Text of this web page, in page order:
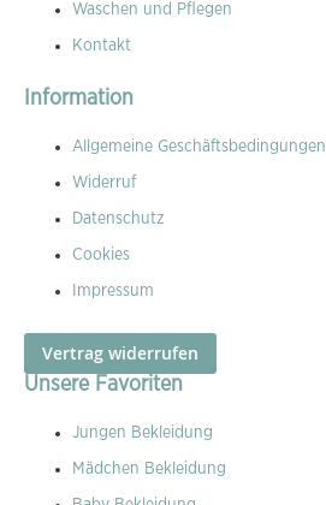
Waschen und Pflegen
Kontakt
Information
Allgemeine Geschäftsbedingungen
Widerruf
Datenschutz
Cookies
Impressum
Vertrag widerrufen
Unsere Favoriten
Jungen Bekleidung
Mädchen Bekleidung